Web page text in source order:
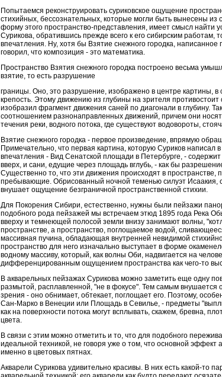
Попытаемся реконструировать суриковское ощущение
стихийных, бессознательных, которые могли быть вынесены
форму этого пространство-представления, имеет смысл
Сурикова, обратившись прежде всего к его сибирским работам,
впечатления. Ну, хотя бы Взятие снежного городка,
говорил, что композиция - это математика.
Пространство Взятия снежного городка построено весьма
взятие, то есть разрушение
границы. Оно, это разрушение, изображено в центре картины,
крепость. Этому движению из глубины на зрителя
изобразил фрагмент движения саней по диагонали в глубину.
соотношением разнонаправленных движений, причем они
течения реки, водного потока, где существуют водовороты,
Взятие снежного городка - первое произведение, впрямую
Примечательно, что первая картина, которую Суриков
впечатления - Вид Сенатской площади в Петербурге, -
вверх, и сани, едущие через площадь вглубь, - как бы
Существенно то, что эти движения происходят в
пребывающие. Обрисованный ночной теменью силуэт Исаакия,
внушает ощущение безграничной пространственной стихии.
Для Покорения Сибири, естественно, нужны были пейзажи
подобного рода пейзажей мы встречаем этюд 1895 года Река
вверху и темнеющей полосой земли внизу занимают волны,
пространстве, а пространство, поглощаемое водой,
массивная пучина, обладающая внутренней невидимой
пространство для него изначально выступает в форме
водному массиву, который, как волны Оби, надвигается на
дифференцированным ощущением пространства как чего-то
В акварельных пейзажах Сурикова можно заметить еще одну
размытой, расплавленной, "не в фокусе". Тем самым
зрения - оно обнимает, обтекает, поглощает его. Поэтому,
Сан-Марко в Венеции или Площадь в Севилье, - предметы
как на поверхности потока могут всплывать, скажем, бревна,
цвета.
В связи с этим можно отметить и то, что для подобного
идеальной техникой, не говоря уже о том, что основной эффект
именно в цветовых пятнах.
Акварели Сурикова удивительно красивы. В них есть какой-то